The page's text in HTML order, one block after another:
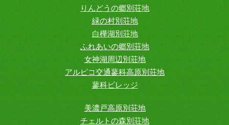
りんどうの郷別荘地
緑の村別荘地
白樺湖別荘地
ふれあいの郷別荘地
女神湖周辺別荘地
アルピコ交通蓼科高原別荘地
蓼科ビレッジ
美濃戸高原別荘地
チェルトの森別荘地